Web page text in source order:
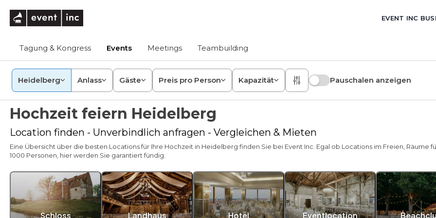
EVENT INC
Tagung & Kongress Events Meetings Teambuilding
Heidelberg Anlass Gäste Preis pro Person Kapazität Pauschalen anzeigen
Hochzeit feiern Heidelberg
Location finden - Unverbindlich anfragen - Vergleichen & Mieten
Eine Übersicht über die besten Locations für Ihre Hochzeit in Heidelberg finden Sie bei Event Inc. Egal ob Locations im Freien,
1000 Personen, hier werden Sie garantiert fündig.
Schloss Landhaus Hotel Eventlocation